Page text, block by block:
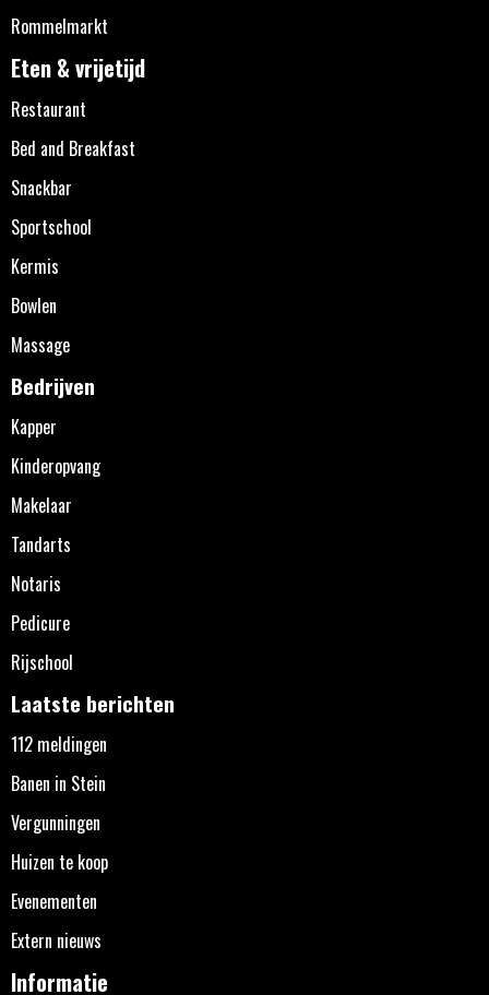
Rommelmarkt
Eten & vrijetijd
Restaurant
Bed and Breakfast
Snackbar
Sportschool
Kermis
Bowlen
Massage
Bedrijven
Kapper
Kinderopvang
Makelaar
Tandarts
Notaris
Pedicure
Rijschool
Laatste berichten
112 meldingen
Banen in Stein
Vergunningen
Huizen te koop
Evenementen
Extern nieuws
Informatie